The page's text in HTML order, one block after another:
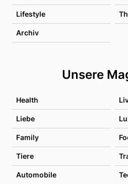
Lifestyle
Archiv
Unsere
Health
Liebe
Family
Tiere
Automobile